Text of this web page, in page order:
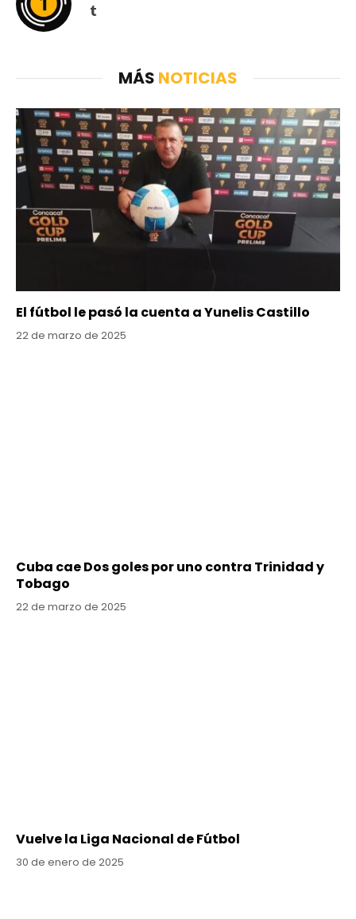
Tumblr
MÁS NOTICIAS
El fútbol le pasó la cuenta a Yunelis Castillo
22 de marzo de 2025
Cuba cae Dos goles por uno contra Trinidad y
Tobago
22 de marzo de 2025
Vuelve la Liga Nacional de Fútbol
30 de enero de 2025